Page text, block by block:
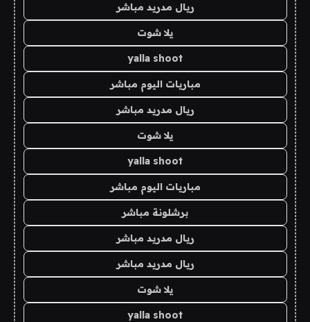
ريال مدريد مباشر
يلا شوت
yalla shoot
مباريات اليوم مباشر
ريال مدريد مباشر
يلا شوت
yalla shoot
مباريات اليوم مباشر
برشلونة مباشر
ريال مدريد مباشر
ريال مدريد مباشر
يلا شوت
yalla shoot